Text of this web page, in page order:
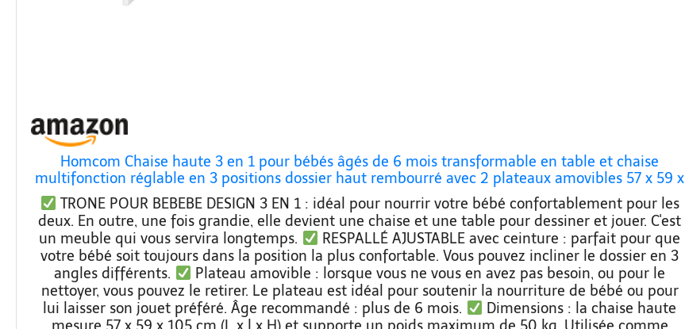
Homcom Chaise haute 3 en 1 pour bébés âgés de 6 mois transformable en table et chaise
multifonction réglable en 3 positions dossier haut rembourré avec 2 plateaux amovibles 57 x 59 x
105 cm Vert
TRONE POUR BEBEBE DESIGN 3 EN 1 : idéal pour nourrir votre bébé confortablement pour les
deux. En outre, une fois grandie, elle devient une chaise et une table pour dessiner et jouer. C'est
un meuble qui vous servira longtemps.
RESPALLÉ AJUSTABLE avec ceinture : parfait pour que
votre bébé soit toujours dans la position la plus confortable. Vous pouvez incliner le dossier en 3
angles différents.
Plateau amovible : lorsque vous ne vous en avez pas besoin, ou pour le
nettoyer, vous pouvez le retirer. Le plateau est idéal pour soutenir la nourriture de bébé ou pour
lui laisser son jouet préféré. Âge recommandé : plus de 6 mois.
Dimensions : la chaise haute